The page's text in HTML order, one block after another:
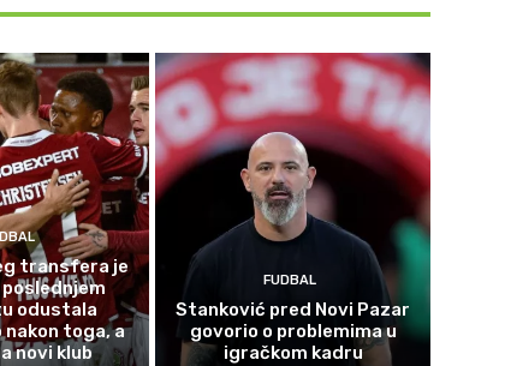
transfera je
odustala
toga, a
novi klub
FUDBAL
Stanković pred Novi Pazar
govorio o problemima u
igračkom kadru